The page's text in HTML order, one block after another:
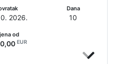
2026.
Dana
10
od
EUR